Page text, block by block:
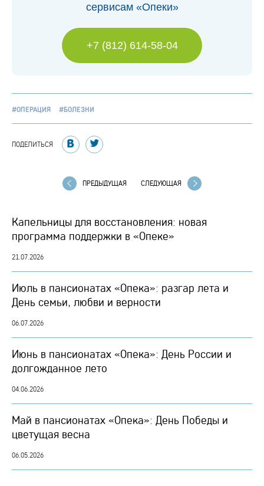
сервисам «Опеки»
+7 (812) 614-58-04
#ОПЕРАЦИЯ #БОЛЕЗНИ
ПОДЕЛИТЬСЯ
ПРЕДЫДУЩАЯ СЛЕДУЮЩАЯ
Капельницы для восстановления: новая
программа поддержки в «Опеке»
21.07.2026
Июль в пансионатах «Опека»: разгар лета и
День семьи, любви и верности
06.07.2026
Июнь в пансионатах «Опека»: День России и
долгожданное лето
04.06.2026
Май в пансионатах «Опека»: День Победы и
цветущая весна
06.05.2026